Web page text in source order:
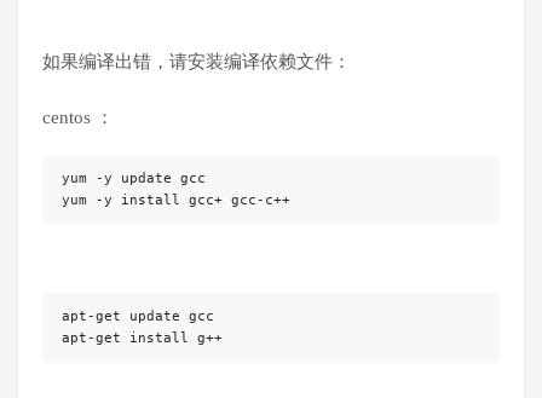
如果编译出错，请安装编译依赖文件：
centos ：
yum -y update gcc
yum -y install gcc+ gcc-c++
apt-get update gcc
apt-get install g++